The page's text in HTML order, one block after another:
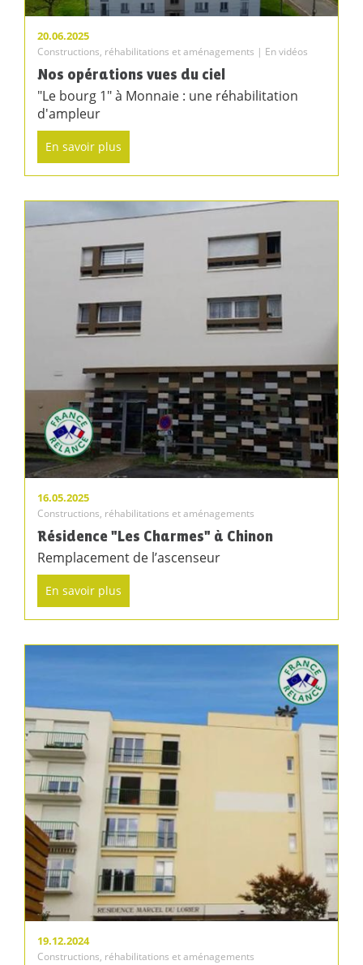
20.06.2025
Constructions, réhabilitations et aménagements | En vidéos
Nos opérations vues du ciel
"Le bourg 1" à Monnaie : une réhabilitation
d'ampleur
En savoir plus
16.05.2025
Constructions, réhabilitations et aménagements
Résidence "Les Charmes" à Chinon
Remplacement de l’ascenseur
En savoir plus
19.12.2024
Constructions, réhabilitations et aménagements